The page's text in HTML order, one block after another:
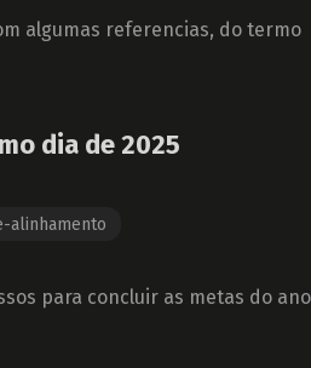
algumas referencias, do termo
alinhamento
dia de 2025
para concluir as metas do ano